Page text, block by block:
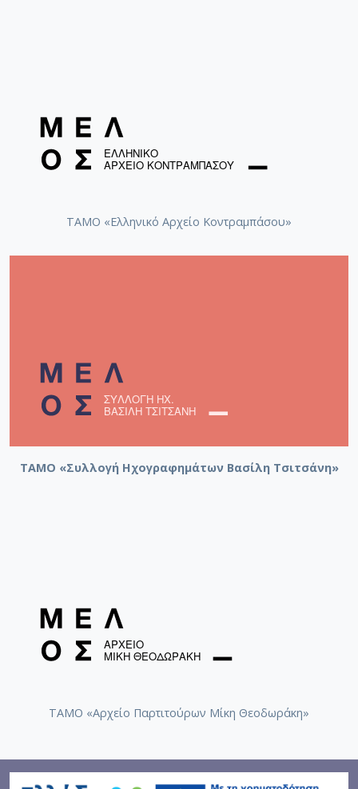
ΤΑΜΟ «Ελληνικό Αρχείο Κοντραμπάσου»
ΤΑΜΟ «Συλλογή Ηχογραφημάτων Βασίλη Τσιτσάνη»
ΤΑΜΟ «Αρχείο Παρτιτούρων Μίκη Θεοδωράκη»